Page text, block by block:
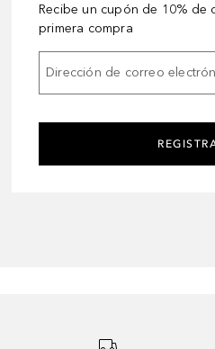
Recibe un cupón de 10% de
primera compra
Dirección de correo